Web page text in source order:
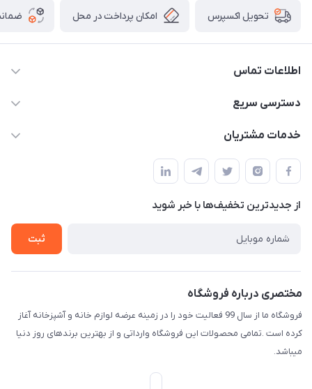
تحویل اکسپرس امکان پرداخت در محل
اطلاعات تماس
09165044753
دسترسی سریع
حساب کاربری
لیست محصولات
درباره ما
خدمات مشتریان
قوانین و مقررات
حریم خصوصی
راهنما
از جدید‌ترین تخفیف‌ها با‌ خبر شوید
ثبت
مختصری درباره فروشگاه
فروشگاه ما از سال 99 فعالیت خود را در زمینه عرضه لوازم خانه و آشپزخانه آغاز
کرده است .تمامی محصولات این فروشگاه وارداتی و از بهترین برندهای روز دنیا
میباشد.